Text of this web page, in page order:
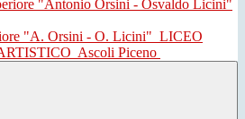
"A. Orsini - O. Licini" LICEO
Ascoli Piceno